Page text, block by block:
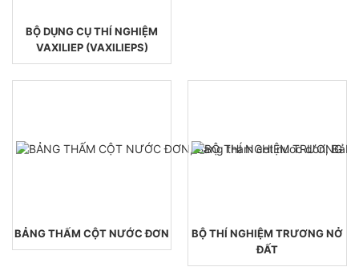
BỘ DỤNG CỤ THÍ NGHIỆM
VAXILIEP (VAXILIEPS)
BẢNG THẤM CỘT NƯỚC ĐƠN
BỘ THÍ NGHIỆM TRƯƠNG NỞ
ĐẤT